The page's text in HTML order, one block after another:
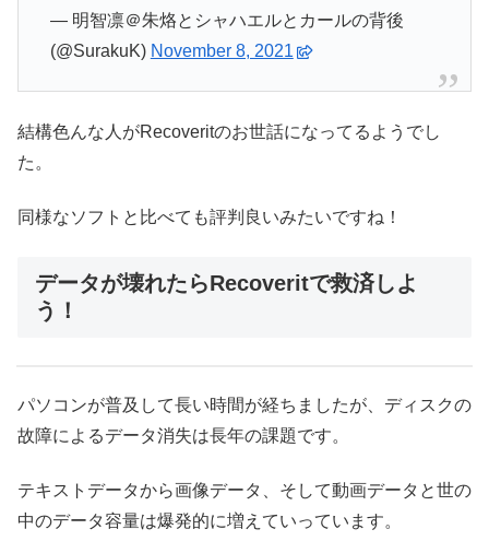
— 明智凛＠朱烙とシャハエルとカールの背後
(@SurakuK) November 8, 2021
結構色んな人がRecoveritのお世話になってるようでし
た。
同様なソフトと比べても評判良いみたいですね！
データが壊れたらRecoveritで救済しよ
う！
パソコンが普及して長い時間が経ちましたが、ディスクの
故障によるデータ消失は長年の課題です。
テキストデータから画像データ、そして動画データと世の
中のデータ容量は爆発的に増えていっています。